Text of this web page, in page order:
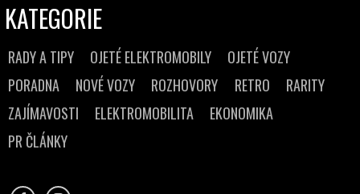
KATEGORIE
RADY A TIPY OJETÉ ELEKTROMOBILY
OJETÉ VOZY
PORADNA
NOVÉ VOZY ROZHOVORY RETRO
RARITY
ZAJÍMAVOSTI
ELEKTROMOBILITA
EKONOMIKA
PR ČLÁNKY